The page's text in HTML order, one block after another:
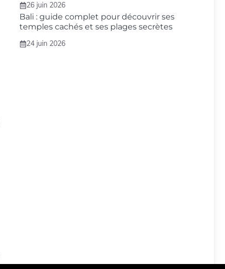
26 juin 2026
Bali : guide complet pour découvrir ses
temples cachés et ses plages secrètes
24 juin 2026